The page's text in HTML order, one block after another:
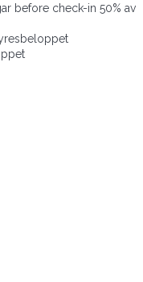
before check-in 50% av